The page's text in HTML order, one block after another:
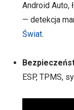
Android Auto,
— detekcja
Świat.
ESP, TPMS,